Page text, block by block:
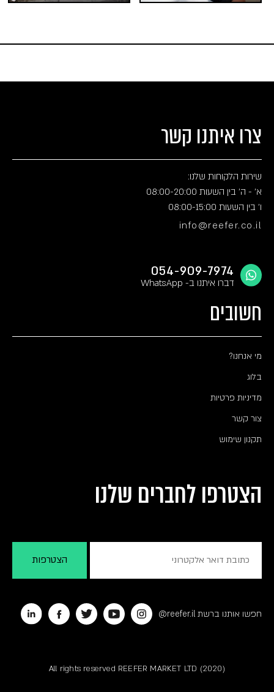
צרו איתנו קשר
שירות הלקוחות שלנו:
א' - ה' בין השעות 08:00-20:00
ו' בין השעות 08:00-15:00
info@reefer.co.il
054-909-7974
דברו איתנו ב- WhatsApp
חשובים
מי אנחנו?
בלוג
מדיניות פרטיות
צור קשר
תקנון שימוש
הצטרפו לחברים שלנו
חפשו אותנו ברשת reefer.il@
All rights reserved REEFER MARKET LTD (2020)